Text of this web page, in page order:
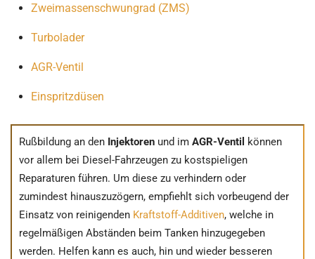
Zweimassenschwungrad (ZMS)
Turbolader
AGR-Ventil
Einspritzdüsen
Rußbildung an den Injektoren und im AGR-Ventil
können
vor allem bei Diesel-Fahrzeugen zu kostspieligen
Reparaturen führen. Um diese zu verhindern oder
zumindest hinauszuzögern, empfiehlt sich vorbeugend der
Einsatz von reinigenden Kraftstoff-Additiven, welche in
regelmäßigen Abständen beim Tanken hinzugegeben
werden. Helfen kann es auch, hin und wieder besseren